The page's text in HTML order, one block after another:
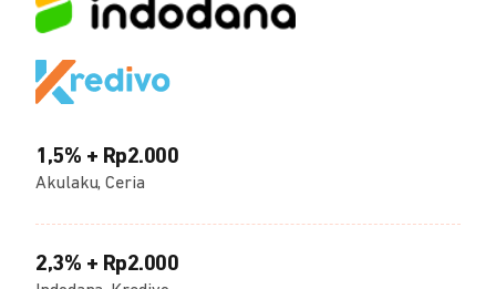
1,5% + Rp2.000
Akulaku, Ceria
2,3% + Rp2.000